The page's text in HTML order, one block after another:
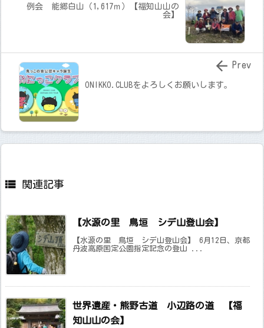
例会 能郷白山（1,617ｍ）【福知山山の
会】
ONIKKO.CLUBをよろしくお願いします。
 Prev
 関連記事
【水源の里 鳥垣 シデ山登山会】
【水源の里 鳥垣 シデ山登山会】 6月12日、京都
丹波高原国定公園指定記念の登山 ...
世界遺産・熊野古道 小辺路の道 【福
知山山の会】